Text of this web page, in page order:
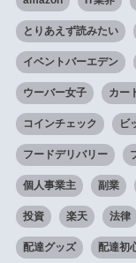
とりあえず読みたい
イベントバーエデン
ウーバー女子 カー
コインチェック ビ
フードデリバリー
個人事業主 副業
投資 楽天 法律
配達グッズ 配達初